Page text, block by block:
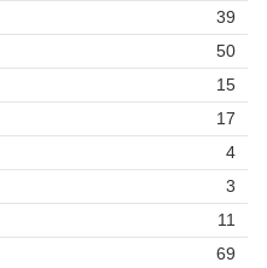
39
50
15
17
4
3
11
69